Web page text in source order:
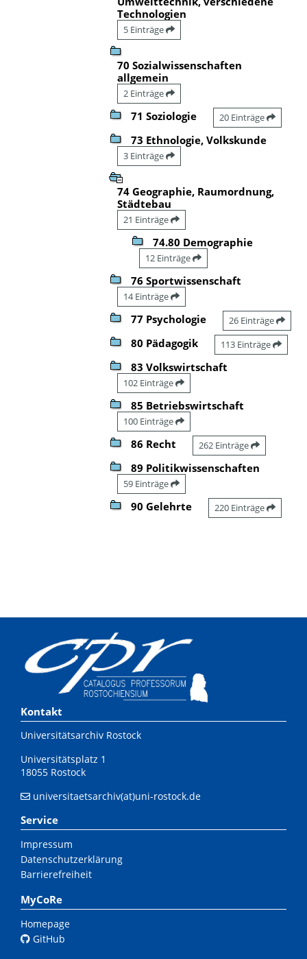
Technologien
5 Einträge
70 Sozialwissenschaften
allgemein
2 Einträge
71 Soziologie 20 Einträge
73 Ethnologie, Volkskunde
3 Einträge
74 Geographie, Raumordnung,
Städtebau
21 Einträge
74.80 Demographie
12 Einträge
76 Sportwissenschaft
14 Einträge
77 Psychologie 26 Einträge
80 Pädagogik 113 Einträge
83 Volkswirtschaft
102 Einträge
85 Betriebswirtschaft
100 Einträge
86 Recht 262 Einträge
89 Politikwissenschaften
59 Einträge
90 Gelehrte 220 Einträge
Kontakt
Universitätsarchiv Rostock
Universitätsplatz 1
18055 Rostock
universitaetsarchiv(at)uni-rostock.de
Service
Impressum
Datenschutzerklärung
Barrierefreiheit
MyCoRe
Homepage
GitHub